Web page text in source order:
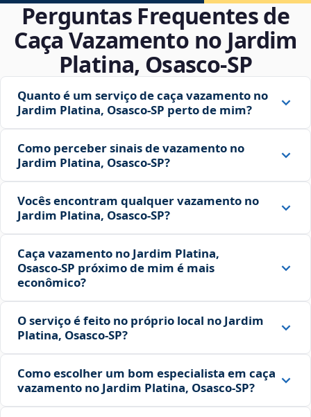
Perguntas Frequentes de
Caça Vazamento no Jardim
Platina, Osasco‑SP
Quanto é um serviço de caça vazamento no
Jardim Platina, Osasco‑SP perto de mim?
Como perceber sinais de vazamento no
Jardim Platina, Osasco‑SP?
Vocês encontram qualquer vazamento no
Jardim Platina, Osasco‑SP?
Caça vazamento no Jardim Platina,
Osasco‑SP próximo de mim é mais
econômico?
O serviço é feito no próprio local no Jardim
Platina, Osasco‑SP?
Como escolher um bom especialista em caça
vazamento no Jardim Platina, Osasco‑SP?